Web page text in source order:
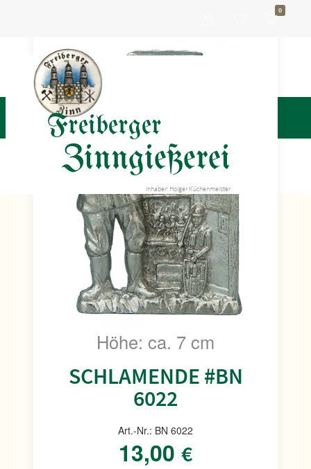
Freiberger
Zinngießerei
Inhaber: Holger Küchenmeister
0
Höhe: ca. 7 cm
SCHLAMENDE #BN
6022
Art.-Nr.: BN 6022
13,00 €